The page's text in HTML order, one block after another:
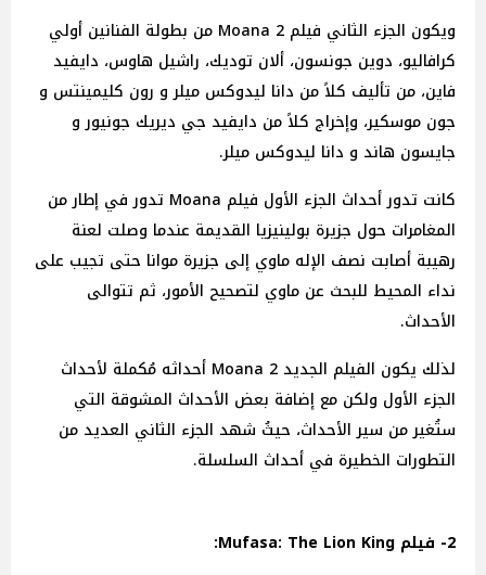
ويكون الجزء الثاني فيلم Moana 2 من بطولة الفنانين أولي
كرافاليو، دوين جونسون، ألان توديك، راشيل هاوس، دايفيد
فاين، من تأليف كلاً من دانا ليدوكس ميلر و رون كليمينتس و
جون موسكير، وإخراج كلاً من دايفيد جي ديريك جونيور و
جايسون هاند و دانا ليدوكس ميلر.
كانت تدور أحداث الجزء الأول فيلم Moana تدور في إطار من
المغامرات حول جزيرة بولينيزيا القديمة عندما وصلت لعنة
رهيبة أصابت نصف الإله ماوي إلى جزيرة موانا حتى تجيب على
نداء المحيط للبحث عن ماوي لتصحيح الأمور، ثم تتوالى
الأحداث.
لذلك يكون الفيلم الجديد Moana 2 أحداثه مُكملة لأحداث
الجزء الأول ولكن مع إضافة بعض الأحداث المشوقة التي
ستُغير من سير الأحداث، حيثُ شهد الجزء الثاني العديد من
التطورات الخطيرة في أحداث السلسلة.
2- فيلم Mufasa: The Lion King: